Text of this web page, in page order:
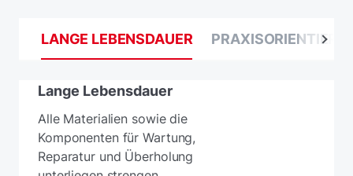
LANGE LEBENSDAUER PRAXISORIENTIERT
Lange Lebensdauer
Alle Materialien sowie die
Komponenten für Wartung,
Reparatur und Überholung